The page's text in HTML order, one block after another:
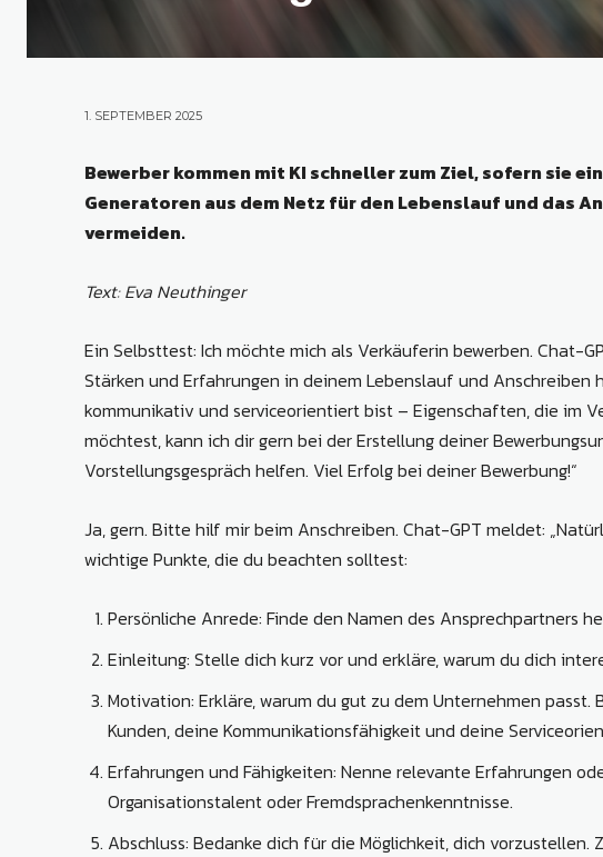
1. SEPTEMBER 2025
Bewerber kommen mit KI schneller zum Ziel, sofern sie
Generatoren aus dem Netz für den Lebenslauf und das
vermeiden.
Text: Eva Neuthinger
Ein Selbsttest: Ich möchte mich als Verkäuferin bewerben. Chat-
Stärken und Erfahrungen in deinem Lebenslauf und Anschreiben
kommunikativ und serviceorientiert bist – Eigenschaften, die im
möchtest, kann ich dir gern bei der Erstellung deiner
Vorstellungsgespräch helfen. Viel Erfolg bei deiner Bewerbung!“
Ja, gern. Bitte hilf mir beim Anschreiben. Chat-GPT meldet:
wichtige Punkte, die du beachten solltest:
Persönliche Anrede: Finde den Namen des Ansprechpartners
Einleitung: Stelle dich kurz vor und erkläre, warum du dich
Motivation: Erkläre, warum du gut zu dem Unternehmen passt.
Kunden, deine Kommunikationsfähigkeit und deine
Erfahrungen und Fähigkeiten: Nenne relevante Erfahrungen
Organisationstalent oder Fremdsprachenkenntnisse.
Abschluss: Bedanke dich für die Möglichkeit, dich